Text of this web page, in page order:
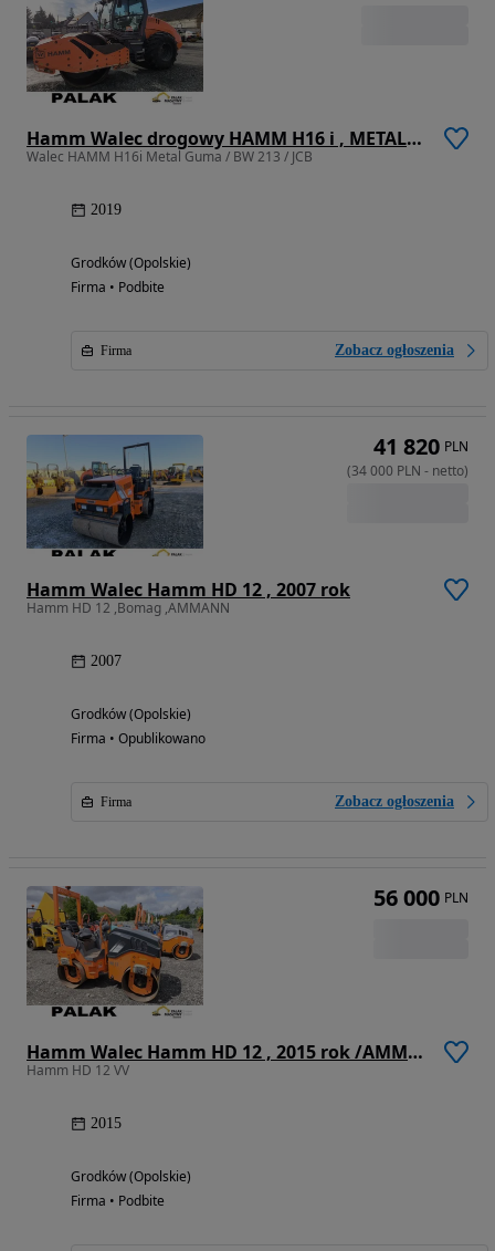
Hamm Walec drogowy HAMM H16 i , METAL-GUMA ,2019 rok
Walec HAMM H16i Metal Guma / BW 213 / JCB
2019
Grodków (Opolskie)
Firma • Podbite
Firma Zobacz ogłoszenia
Hamm Walec Hamm HD 12 , 2007 rok
Hamm HD 12 ,Bomag ,AMMANN
2007
Grodków (Opolskie)
Firma • Opublikowano
Firma Zobacz ogłoszenia
41 820 PLN
(34 000 PLN - netto)
Hamm Walec Hamm HD 12 , 2015 rok /AMMANN
Hamm HD 12 VV
2015
Grodków (Opolskie)
Firma • Podbite
56 000 PLN